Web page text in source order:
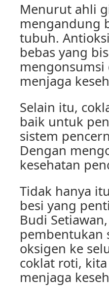
Menurut ahli
mengandung
tubuh.
bebas yang
mengonsumsi
menjaga
Selain itu,
baik untuk
sistem
Dengan
kesehatan
Tidak hanya
besi yang
Budi
pembentukan
oksigen ke
coklat roti,
menjaga